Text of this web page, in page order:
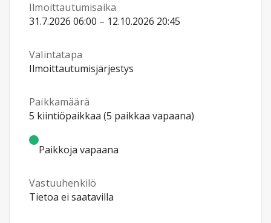
Ilmoittautumisaika
31.7.2026 06:00 – 12.10.2026 20:45
Valintatapa
Ilmoittautumisjärjestys
Paikkamäärä
5 kiintiöpaikkaa (5 paikkaa vapaana)
Paikkoja vapaana
Vastuuhenkilö
Tietoa ei saatavilla